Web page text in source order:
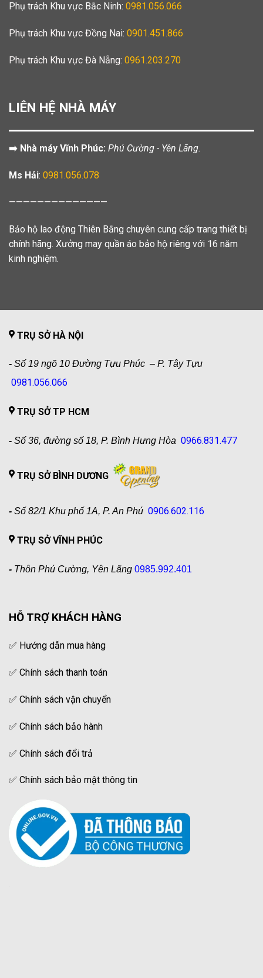
Phụ trách Khu vực Bắc Ninh: 0981.056.066
Phụ trách Khu vực Đồng Nai: 0901.451.866
Phụ trách Khu vực Đà Nẵng: 0961.203.270
LIÊN HỆ NHÀ MÁY
➡️ Nhà máy Vĩnh Phúc: Phú Cường - Yên Lãng.
Ms Hải: 0981.056.078
——————————————
Bảo hộ lao động Thiên Bằng chuyên cung cấp trang thiết bị
chính hãng. Xưởng may quần áo bảo hộ riêng với 16 năm
kinh nghiệm.
TRỤ SỞ HÀ NỘI
- Số 19 ngõ 10 Đường Tựu Phúc – P. Tây Tựu
0981.056.066
TRỤ SỞ TP HCM
- Số 36, đường số 18, P. Bình Hưng Hòa 0966.831.477
TRỤ SỞ BÌNH DƯƠNG
- Số 82/1 Khu phố 1A, P. An Phú 0906.602.116
TRỤ SỞ VĨNH PHÚC
- Thôn Phú Cường, Yên Lãng 0985.992.401
HỖ TRỢ KHÁCH HÀNG
✅ Hướng dẫn mua hàng
✅ Chính sách thanh toán
✅ Chính sách vận chuyển
✅ Chính sách bảo hành
✅ Chính sách đổi trả
✅ Chính sách bảo mật thông tin